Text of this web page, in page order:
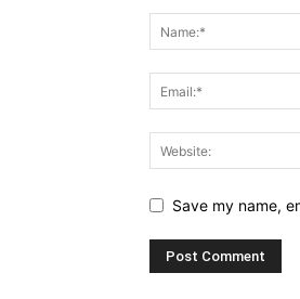
Save my name,